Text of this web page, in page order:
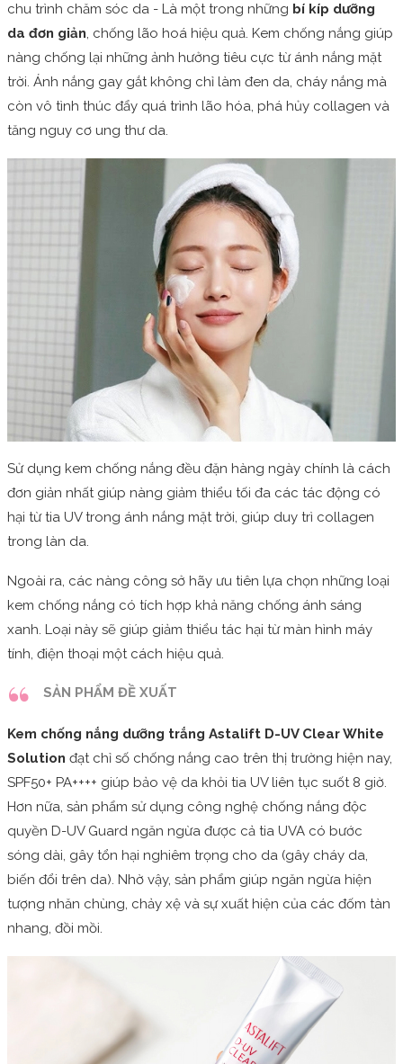
chu trình chăm sóc da - Là một trong những bí kíp dưỡng
da đơn giản, chống lão hoá hiệu quả. Kem chống nắng giúp
nàng chống lại những ảnh hưởng tiêu cực từ ánh nắng mặt
trời. Ánh nắng gay gắt không chỉ làm đen da, cháy nắng mà
còn vô tình thúc đẩy quá trình lão hóa, phá hủy collagen và
tăng nguy cơ ung thư da.
Sử dụng kem chống nắng đều đặn hàng ngày chính là cách
đơn giản nhất giúp nàng giảm thiểu tối đa các tác động có
hại từ tia UV trong ánh nắng mặt trời, giúp duy trì collagen
trong làn da.
Ngoài ra, các nàng công sở hãy ưu tiên lựa chọn những loại
kem chống nắng có tích hợp khả năng chống ánh sáng
xanh. Loại này sẽ giúp giảm thiểu tác hại từ màn hình máy
tính, điện thoại một cách hiệu quả.
SẢN PHẨM ĐỀ XUẤT
Kem chống nắng dưỡng trắng Astalift D-UV Clear White
Solution đạt chỉ số chống nắng cao trên thị trường hiện nay,
SPF50+ PA++++ giúp bảo vệ da khỏi tia UV liên tục suốt 8 giờ.
Hơn nữa, sản phẩm sử dụng công nghệ chống nắng độc
quyền D-UV Guard ngăn ngừa được cả tia UVA có bước
sóng dài, gây tổn hại nghiêm trọng cho da (gây cháy da,
biến đổi trên da). Nhờ vậy, sản phẩm giúp ngăn ngừa hiện
tượng nhăn chùng, chảy xệ và sự xuất hiện của các đốm tàn
nhang, đồi mồi.